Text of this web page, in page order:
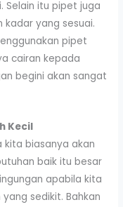
Selain itu pipet juga
yang sesuai.
pipet
cairan kepada
begini akan sangat
Kecil
kita biasanya akan
baik itu besar
apabila kita
sedikit. Bahkan